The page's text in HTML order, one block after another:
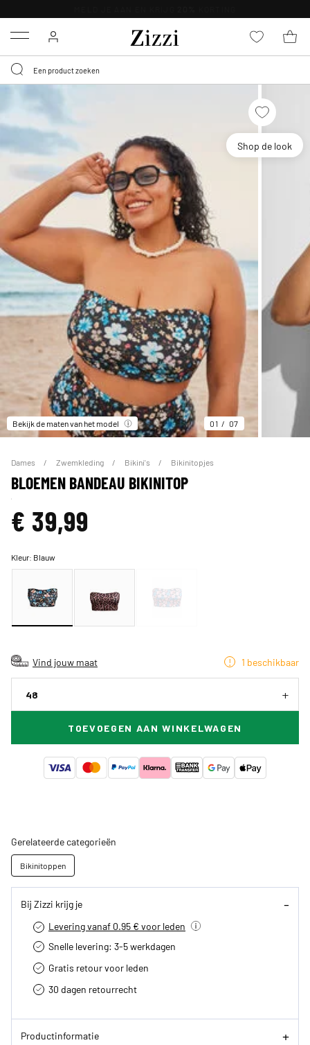
Menu
Shop de look
Bekijk de maten van het model 01 07
Dames Zwemkleding Bikini's Bikinitopjes
BLOEMEN BANDEAU BIKINITOP
€ 39,99
Kleur: Blauw
Vind jouw maat 1 beschikbaar
48
TOEVOEGEN AAN WINKELWAGEN
Gerelateerde categorieën
Bikinitoppen
Bij Zizzi krijg je
Levering vanaf 0.95 € voor leden
Snelle levering: 3-5 werkdagen
Gratis retour voor leden
30 dagen retourrecht­
Productinformatie